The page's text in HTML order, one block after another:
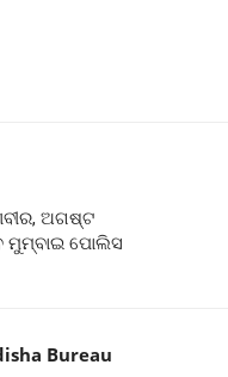
ଅଗଷ୍ଟ
ମୁମ୍ବାଇ ପୋଲିସ
Bureau